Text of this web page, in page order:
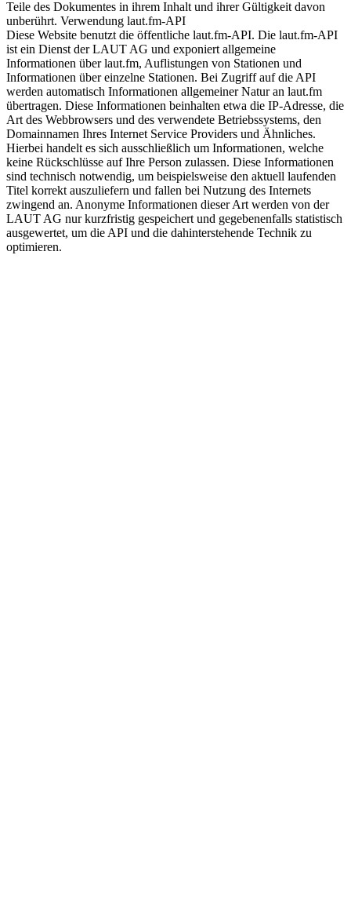
Teile des Dokumentes in ihrem Inhalt und ihrer Gültigkeit davon
unberührt. Verwendung laut.fm-API
Diese Website benutzt die öffentliche laut.fm-API. Die laut.fm-API
ist ein Dienst der LAUT AG und exponiert allgemeine
Informationen über laut.fm, Auflistungen von Stationen und
Informationen über einzelne Stationen. Bei Zugriff auf die API
werden automatisch Informationen allgemeiner Natur an laut.fm
übertragen. Diese Informationen beinhalten etwa die IP-Adresse, die
Art des Webbrowsers und des verwendete Betriebssystems, den
Domainnamen Ihres Internet Service Providers und Ähnliches.
Hierbei handelt es sich ausschließlich um Informationen, welche
keine Rückschlüsse auf Ihre Person zulassen. Diese Informationen
sind technisch notwendig, um beispielsweise den aktuell laufenden
Titel korrekt auszuliefern und fallen bei Nutzung des Internets
zwingend an. Anonyme Informationen dieser Art werden von der
LAUT AG nur kurzfristig gespeichert und gegebenenfalls statistisch
ausgewertet, um die API und die dahinterstehende Technik zu
optimieren.